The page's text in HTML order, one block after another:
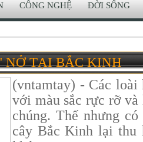
CÔNG NGHỆ ĐỜI SỐNG
NỞ TẠI BẮC KINH
(vntamtay) - Các loài
với màu sắc rực rỡ
chúng. Thế nhưng
cây Bắc Kinh lại thu